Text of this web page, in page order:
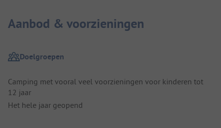
Aanbod & voorzieningen
Doelgroepen
Camping met vooral veel voorzieningen voor kinderen tot
12 jaar
Het hele jaar geopend